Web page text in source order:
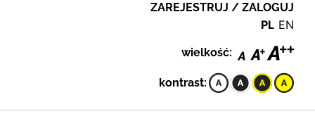
ZAREJESTRUJ / ZALOGUJ
PL EN
wielkość:
kontrast: